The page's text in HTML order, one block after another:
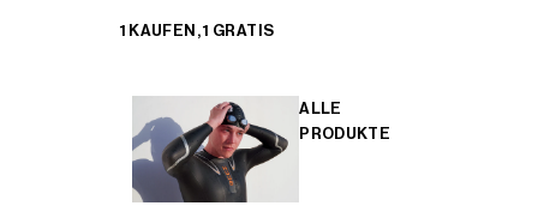
1 KAUFEN, 1 GRATIS
ALLE
PRODUKTE